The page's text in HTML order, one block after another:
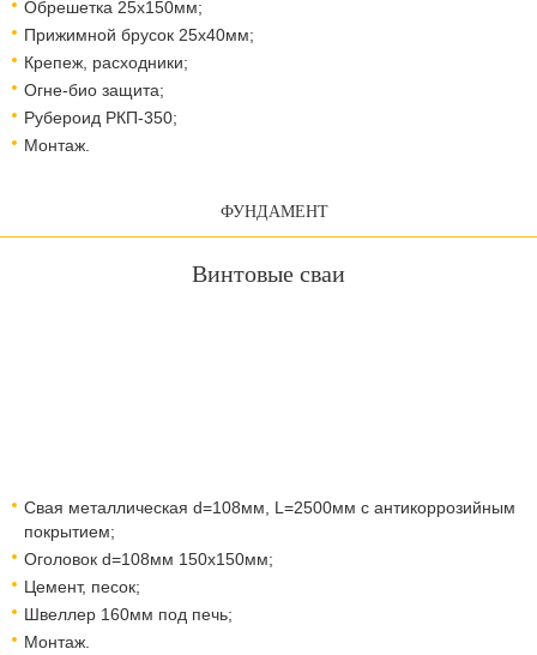
Обрешетка 25х150мм;
Прижимной брусок 25х40мм;
Крепеж, расходники;
Огне-био защита;
Рубероид РКП-350;
Монтаж.
ФУНДАМЕНТ
Винтовые сваи
Свая металлическая d=108мм, L=2500мм с антикоррозийным
покрытием;
Оголовок d=108мм 150x150мм;
Цемент, песок;
Швеллер 160мм под печь;
Монтаж.